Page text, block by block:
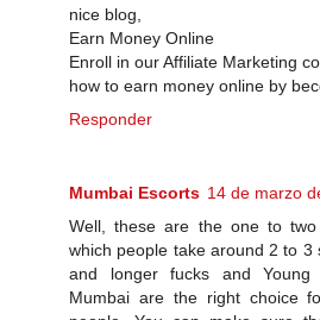
nice blog,
Earn Money Online
Enroll in our Affiliate Marketing
how to earn money online by
Responder
Mumbai Escorts 14 de marzo
Well, these are the one to
which people take around 2 to
and longer fucks and Young
Mumbai are the right choice